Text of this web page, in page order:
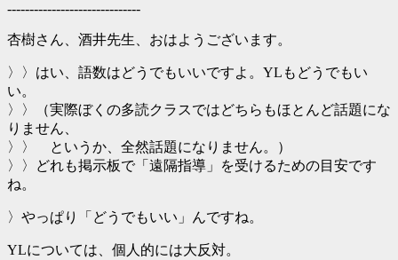
------------------------------
杏樹さん、酒井先生、おはようございます。
〉〉はい、語数はどうでもいいですよ。YLもどうでもい
い。
〉〉（実際ぼくの多読クラスではどちらもほとんど話題にな
りません、
〉〉 というか、全然話題になりません。）
〉〉どれも掲示板で「遠隔指導」を受けるための目安です
ね。
〉やっぱり「どうでもいい」んですね。
YLについては、個人的には大反対。